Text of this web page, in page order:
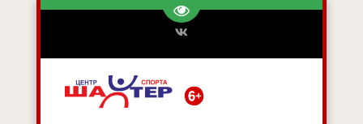
Перейти на версию для